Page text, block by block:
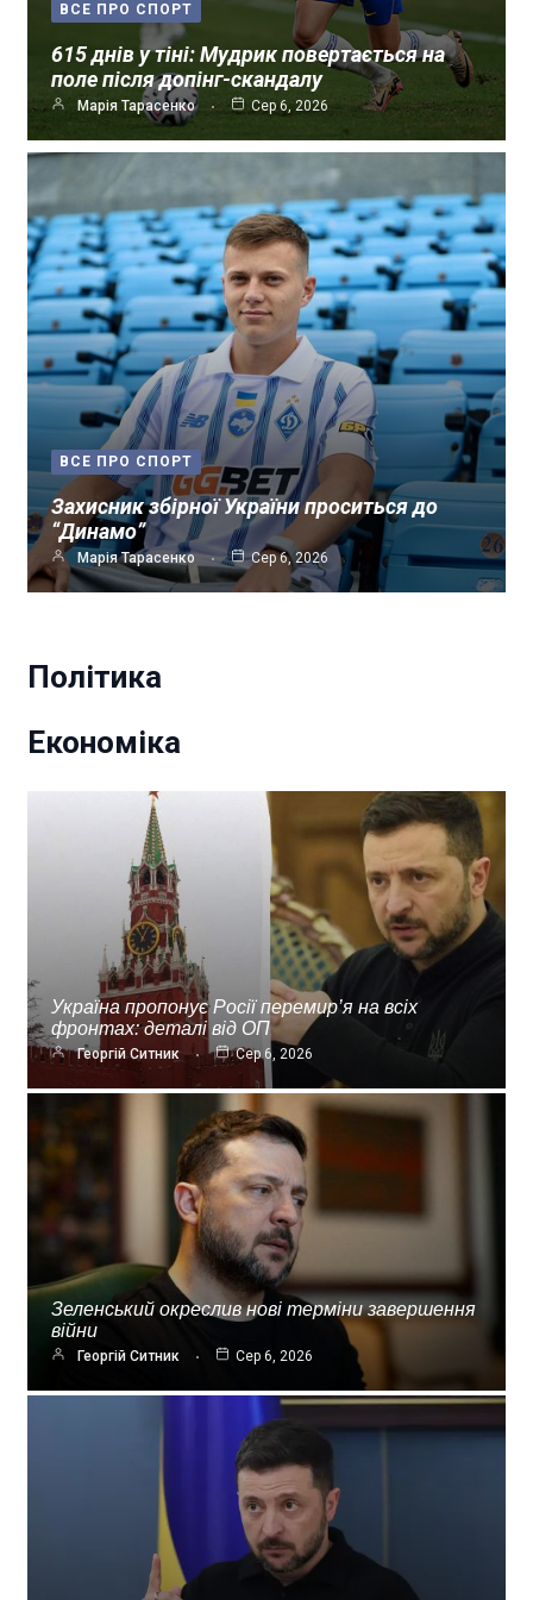
ВСЕ ПРО СПОРТ
615 днів у тіні: Мудрик повертається на
поле після допінг-скандалу
Марія Тарасенко Сер 6, 2026
ВСЕ ПРО СПОРТ
Захисник збірної України проситься до
“Динамо”
Марія Тарасенко Сер 6, 2026
Політика
Економіка
Україна пропонує Росії перемир’я на всіх
фронтах: деталі від ОП
Георгій Ситник Сер 6, 2026
Зеленський окреслив нові терміни завершення
війни
Георгій Ситник Сер 6, 2026